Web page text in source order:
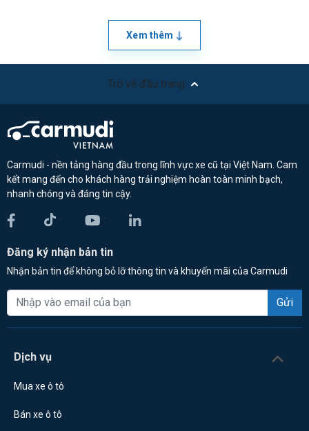
Xem thêm
Trở về đầu trang
Carmudi - nền tảng hàng đầu trong lĩnh vực xe cũ tại Việt Nam. Cam
kết mang đến cho khách hàng trải nghiệm hoàn toàn minh bạch,
nhanh chóng và đáng tin cậy.
Đăng ký nhận bản tin
Nhận bản tin để không bỏ lỡ thông tin và khuyến mãi của Carmudi
Gửi
Dịch vụ
Mua xe ô tô
Bán xe ô tô